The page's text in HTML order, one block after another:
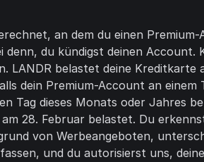
an dem du einen
du kündigst deinen
belastet deine Kreditkarte
dein Premium-Account an
dieses Monats oder Jahres
28. Februar belastet. Du
von Werbeangeboten,
und du autorisierst uns,